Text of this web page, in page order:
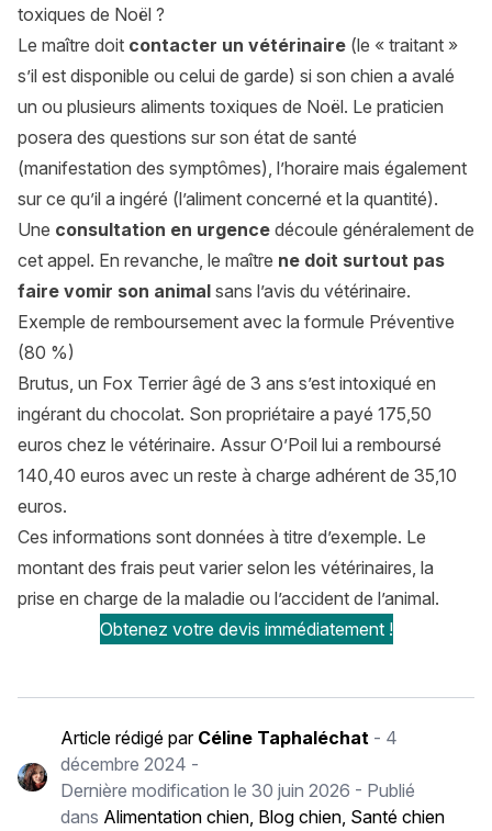
toxiques de Noël ?
Le maître doit contacter un vétérinaire (le « traitant »
s’il est disponible ou celui de garde) si son chien a avalé
un ou plusieurs aliments toxiques de Noël. Le praticien
posera des questions sur son état de santé
(manifestation des symptômes), l’horaire mais également
sur ce qu’il a ingéré (l’aliment concerné et la quantité).
Une consultation en urgence découle généralement de
cet appel. En revanche, le maître ne doit surtout pas
faire vomir son animal sans l’avis du vétérinaire.
Exemple de remboursement avec la formule Préventive
(80 %)
Brutus, un Fox Terrier âgé de 3 ans s’est intoxiqué en
ingérant du chocolat. Son propriétaire a payé 175,50
euros chez le vétérinaire. Assur O’Poil lui a remboursé
140,40 euros avec un reste à charge adhérent de 35,10
euros.
Ces informations sont données à titre d’exemple. Le
montant des frais peut varier selon les vétérinaires, la
prise en charge de la maladie ou l’accident de l’animal.
Obtenez votre devis immédiatement !
Article rédigé par Céline Taphaléchat- 4
décembre 2024 -
Dernière modification le 30 juin 2026 - Publié
dans Alimentation chien, Blog chien, Santé chien